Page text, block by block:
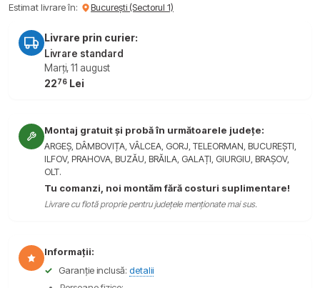
Estimat livrare în:
București (Sectorul 1)
Livrare prin curier:
Livrare standard
Marți, 11 august
2276 Lei
Montaj gratuit și probă în următoarele județe:
ARGEȘ, DÂMBOVIȚA, VÂLCEA, GORJ, TELEORMAN, BUCUREȘTI,
ILFOV, PRAHOVA, BUZĂU, BRĂILA, GALAȚI, GIURGIU, BRAȘOV,
OLT.
Tu comanzi, noi montăm fără costuri suplimentare!
Livrare cu flotă proprie pentru județele menționate mai sus.
Informații:
✓
Garanție inclusă: detalii